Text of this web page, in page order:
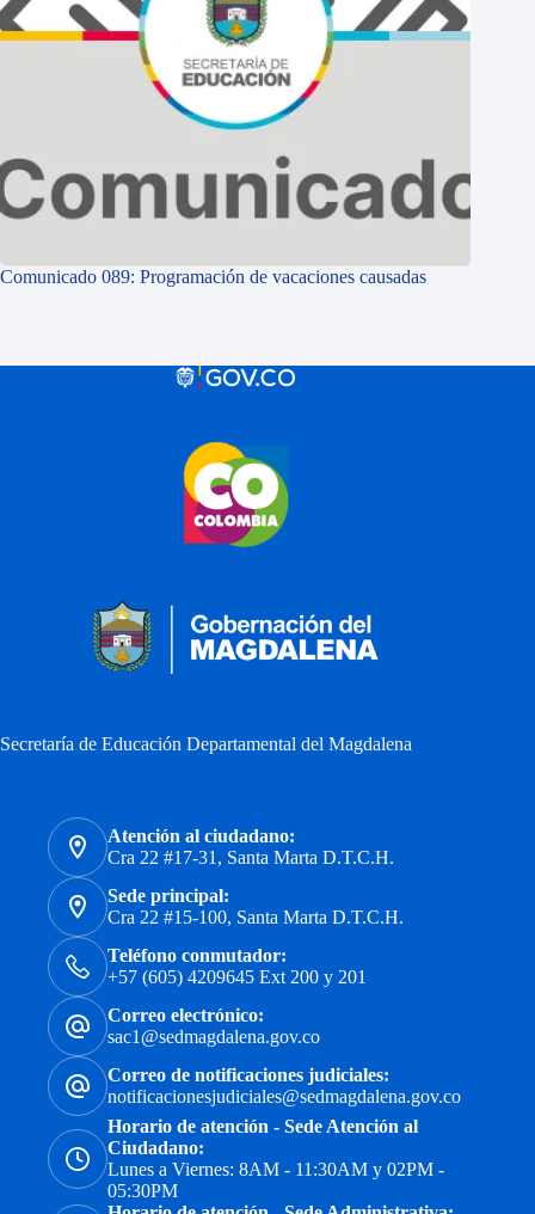
Comunicado 089: Programación de vacaciones causadas
Secretaría de Educación Departamental del Magdalena
Atención al ciudadano:
Cra 22 #17-31, Santa Marta D.T.C.H.
Sede principal:
Cra 22 #15-100, Santa Marta D.T.C.H.
Teléfono conmutador:
+57 (605) 4209645 Ext 200 y 201
Correo electrónico:
sac1@sedmagdalena.gov.co
Correo de notificaciones judiciales:
notificacionesjudiciales@sedmagdalena.gov.co
Horario de atención - Sede Atención al
Ciudadano:
Lunes a Viernes: 8AM - 11:30AM y 02PM -
05:30PM